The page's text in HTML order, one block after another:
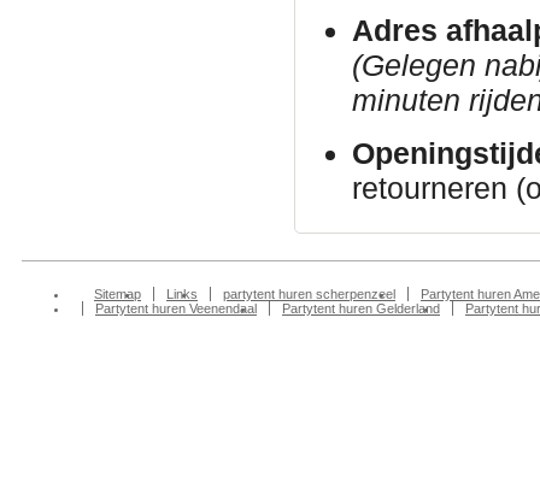
Adres
(Gelegen
minuten
retourneren
Sitemap Links partytent huren scherpenzeel
Partytent huren
Partytent huren Veenendaal
Partytent huren Gelderland Partytent